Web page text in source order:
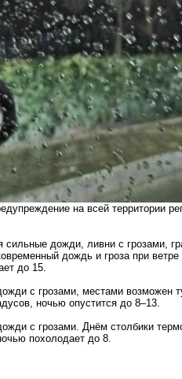
на всей территории
сильные дожди, ливни с грозами,
дождь и гроза при
до 15.
с грозами, местами возможен
ночью опустится до 8–13.
с грозами. Днём столбики
похолодает до 8.